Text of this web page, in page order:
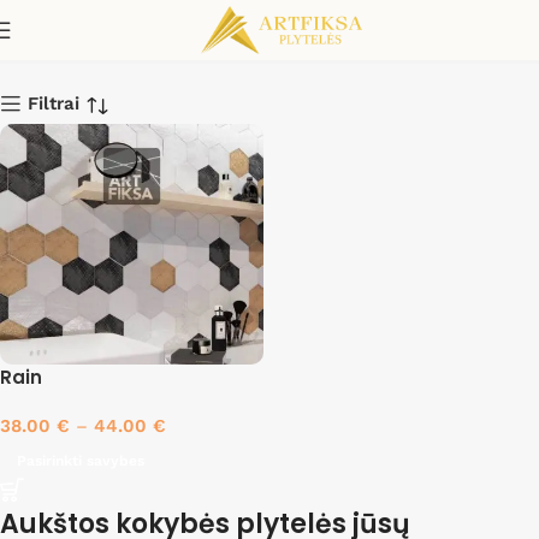
Dec.Bianco
Filtrai
Rain
38.00 € – 44.00 €
Aukštos kokybės plytelės jūsų